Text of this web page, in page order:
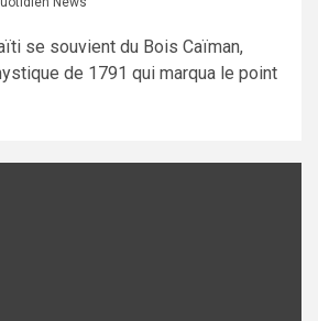
se souvient du Bois Caïman,
de 1791 qui marqua le point